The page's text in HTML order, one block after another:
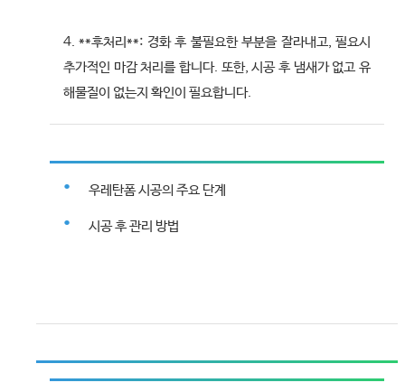
4. **후처리**: 경화 후 불필요한 부분을 잘라내고, 필요시
추가적인 마감 처리를 합니다. 또한, 시공 후 냄새가 없고 유
해물질이 없는지 확인이 필요합니다.
우레탄폼 시공의 주요 단계
시공 후 관리 방법